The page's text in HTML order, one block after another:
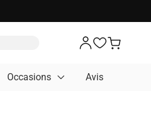
Occasions Avis